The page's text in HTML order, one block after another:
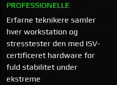
PROFESSIONELLE
Erfarne teknikere samler
hver workstation og
stresstester den med ISV-
certificeret hardware for
fuld stabilitet under
ekstreme